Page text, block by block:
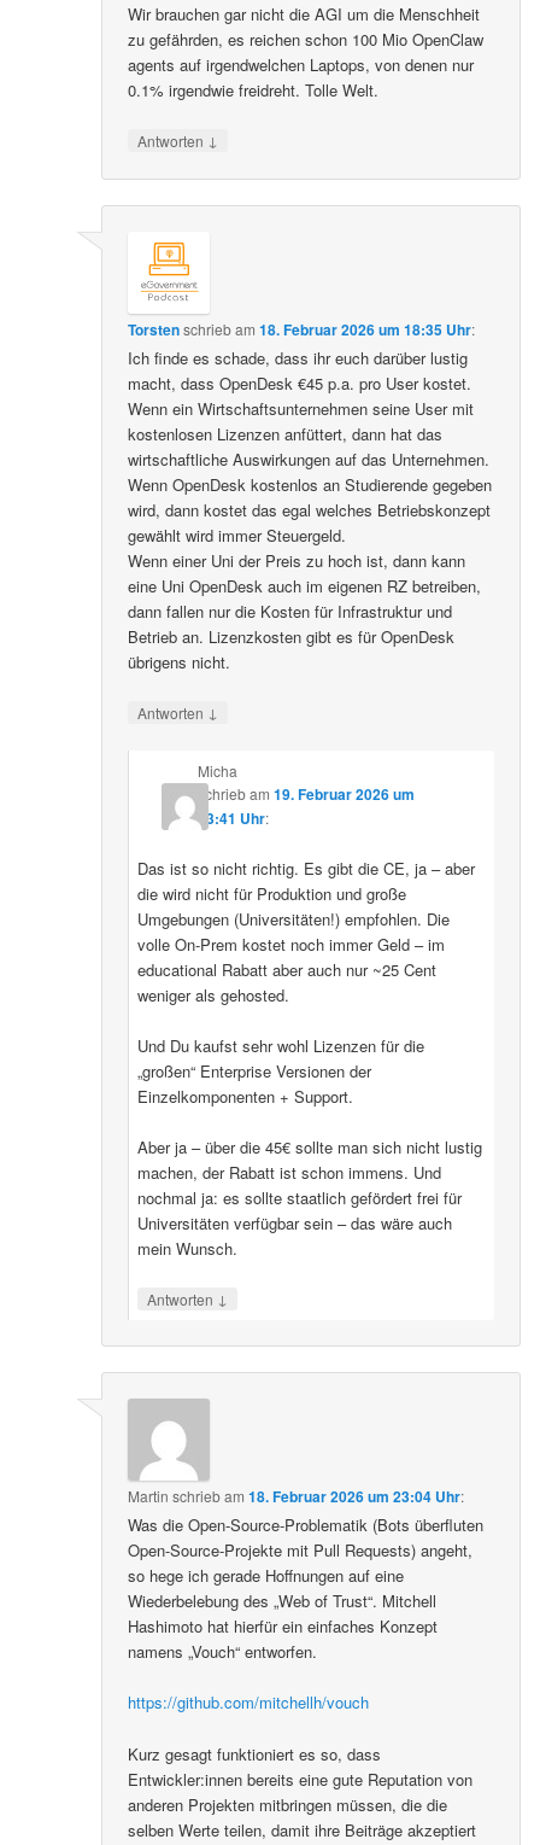
Wir brauchen gar nicht die AGI um die Menschheit
zu gefährden, es reichen schon 100 Mio OpenClaw
agents auf irgendwelchen Laptops, von denen nur
0.1% irgendwie freidreht. Tolle Welt.
Antworten ↓
Torstenschriebam18. Februar 2026 um 18:35 Uhr:
Ich finde es schade, dass ihr euch darüber lustig
macht, dass OpenDesk €45 p.a. pro User kostet.
Wenn ein Wirtschaftsunternehmen seine User mit
kostenlosen Lizenzen anfüttert, dann hat das
wirtschaftliche Auswirkungen auf das Unternehmen.
Wenn OpenDesk kostenlos an Studierende gegeben
wird, dann kostet das egal welches Betriebskonzept
gewählt wird immer Steuergeld.
Wenn einer Uni der Preis zu hoch ist, dann kann
eine Uni OpenDesk auch im eigenen RZ betreiben,
dann fallen nur die Kosten für Infrastruktur und
Betrieb an. Lizenzkosten gibt es für OpenDesk
übrigens nicht.
Antworten ↓
Micha
schriebam 19. Februar 2026 um
13:41 Uhr:
Das ist so nicht richtig. Es gibt die CE, ja – aber
die wird nicht für Produktion und große
Umgebungen (Universitäten!) empfohlen. Die
volle On-Prem kostet noch immer Geld – im
educational Rabatt aber auch nur ~25 Cent
weniger als gehosted.
Und Du kaufst sehr wohl Lizenzen für die
„großen“ Enterprise Versionen der
Einzelkomponenten + Support.
Aber ja – über die 45€ sollte man sich nicht lustig
machen, der Rabatt ist schon immens. Und
nochmal ja: es sollte staatlich gefördert frei für
Universitäten verfügbar sein – das wäre auch
mein Wunsch.
Antworten ↓
Martin schriebam18. Februar 2026 um 23:04 Uhr:
Was die Open-Source-Problematik (Bots überfluten
Open-Source-Projekte mit Pull Requests) angeht,
so hege ich gerade Hoffnungen auf eine
Wiederbelebung des „Web of Trust“. Mitchell
Hashimoto hat hierfür ein einfaches Konzept
namens „Vouch“ entworfen.
https://github.com/mitchellh/vouch
Kurz gesagt funktioniert es so, dass
Entwickler:innen bereits eine gute Reputation von
anderen Projekten mitbringen müssen, die die
selben Werte teilen, damit ihre Beiträge akzeptiert